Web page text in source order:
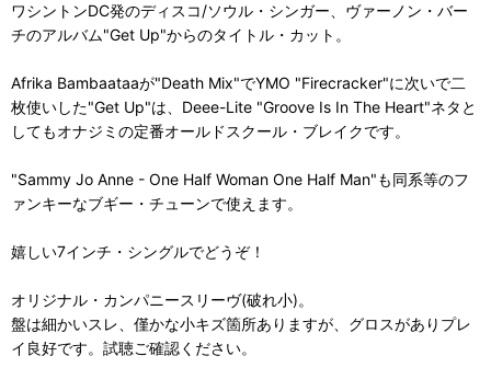
ワシントンDC発のディスコ/ソウル・シンガー、ヴァーノン・バー
チのアルバム"Get Up"からのタイトル・カット。
Afrika Bambaataaが"Death Mix"でYMO "Firecracker"に次いで二
枚使いした"Get Up"は、Deee-Lite "Groove Is In The Heart"ネタと
してもオナジミの定番オールドスクール・ブレイクです。
"Sammy Jo Anne - One Half Woman One Half Man"も同系等のフ
ァンキーなブギー・チューンで使えます。
嬉しい7インチ・シングルでどうぞ！
オリジナル・カンパニースリーヴ(破れ小)。
盤は細かいスレ、僅かな小キズ箇所ありますが、グロスがありプレ
イ良好です。試聴ご確認ください。